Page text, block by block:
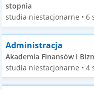
stopnia
studia niestacjonarne • 6
Administracja
Akademia Finansów i
studia niestacjonarne • 4